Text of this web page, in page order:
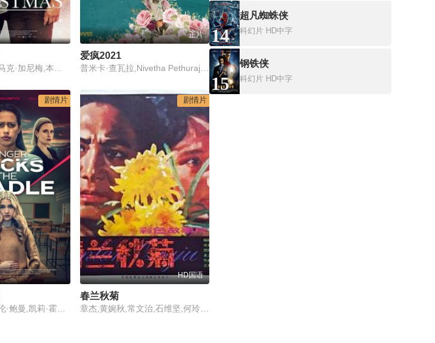
正片
爱疯2021
剧情片 剧情片
HD国语
春兰秋菊
14
超凡蜘蛛侠
科幻片 HD中字
15
钢铁侠
科幻片 HD中字